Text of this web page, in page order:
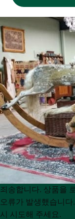
Product
List
Product
List
죄송합니다. 상품을
오류가 발생했습니
시 시도해 주세요.